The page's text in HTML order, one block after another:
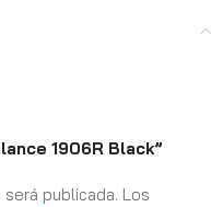
1906R Black”
publicada. Los